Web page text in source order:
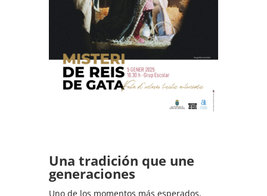
Una tradición que une
generaciones
Uno de los momentos más esperados,